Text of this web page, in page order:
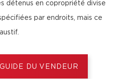
détenus en copropriété divise
par endroits, mais ce
DU VENDEUR